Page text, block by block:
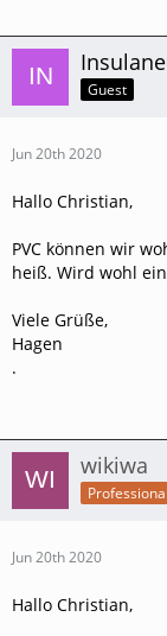
Guest
Jun 20th 2020
Hallo Christian,
PVC können wir
heiß. Wird wohl
Viele Grüße,
Hagen
.
wikiwa
Professional
Jun 20th 2020
Hallo Christian,